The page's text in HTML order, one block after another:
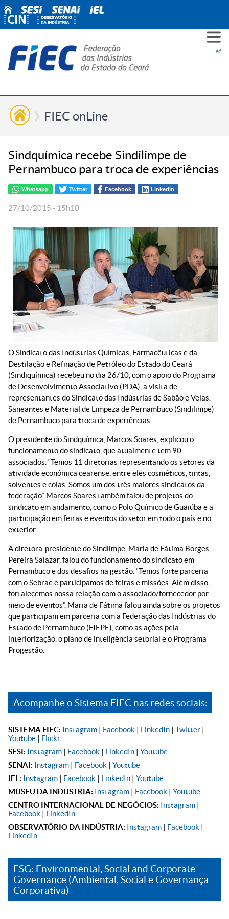
Menu
VOCÊ
ESG
NÓS
FIEC onLine
Sindquímica recebe Sindilimpe de
Pernambuco para troca de experiências
Whatsapp Twitter Facebook LinkedIn
27/10/2015 - 15h10
O Sindicato das Indústrias Químicas, Farmacêuticas e da
Destilação e Refinação de Petróleo do Estado do Ceará
(Sindiquímica) recebeu no dia 26/10, com o apoio do Programa
de Desenvolvimento Associativo (PDA), a visita de
representantes do Sindicato das Indústrias de Sabão e Velas,
Saneantes e Material de Limpeza de Pernambuco (Sindilimpe)
de Pernambuco para troca de experiências.
O presidente do Sindquímica, Marcos Soares, explicou o
funcionamento do sindicato, que atualmente tem 90
associados. “Temos 11 diretorias representando os setores da
atividade econômica cearense, entre eles cosméticos, tintas,
solventes e colas. Somos um dos três maiores sindicatos da
federação”. Marcos Soares também falou de projetos do
sindicato em andamento, como o Polo Químico de Guaiúba e a
participação em feiras e eventos do setor em todo o país e no
exterior.
A diretora-presidente do Sindlimpe, Maria de Fátima Borges
Pereira Salazar, falou do funcionamento do sindicato em
Pernambuco e dos desafios na gestão. “Temos forte parceria
com o Sebrae e participamos de feiras e missões. Além disso,
fortalecemos nossa relação com o associado/fornecedor por
meio de eventos”. Maria de Fátima falou ainda sobre os projetos
que participam em parceria com a Federação das Indústrias do
Estado de Pernambuco (FIEPE), como as ações pela
interiorização, o plano de inteligência setorial e o Programa
Progestão.
Acompanhe o Sistema FIEC nas redes sociais:
SISTEMA FIEC: Instagram | Facebook | LinkedIn | Twitter |
Youtube | Flickr
SESI: Instagram | Facebook | LinkedIn | Youtube
SENAI: Instagram | Facebook | Youtube
IEL: Instagram | Facebook | LinkedIn | Youtube
MUSEU DA INDÚSTRIA: Instagram | Facebook | Youtube
CENTRO INTERNACIONAL DE NEGÓCIOS: Instagram |
Facebook | LinkedIn
OBSERVATÓRIO DA INDÚSTRIA: Instagram | Facebook |
LinkedIn
ESG: Environmental, Social and Corporate
Governance (Ambiental, Social e Governança
Corporativa)